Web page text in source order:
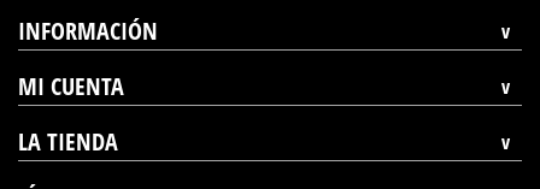
INFORMACIÓN
MI CUENTA
LA TIENDA